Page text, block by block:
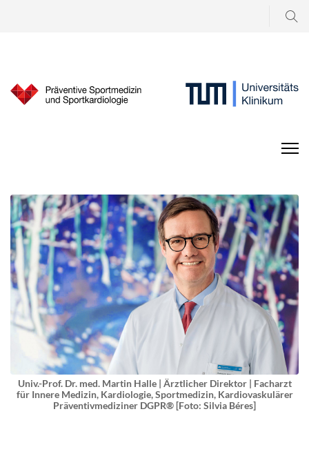
Suchen
Univ.-Prof. Dr. med. Martin Halle | Ärztlicher Direktor | Facharzt
für Innere Medizin, Kardiologie, Sportmedizin, Kardiovaskulärer
Präventivmediziner DGPR® [Foto: Silvia Béres]